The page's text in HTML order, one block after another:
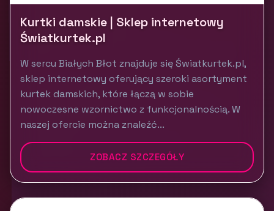
Kurtki damskie | Sklep internetowy
Światkurtek.pl
W sercu Białych Błot znajduje się Światkurtek.pl,
sklep internetowy oferujący szeroki asortyment
kurtek damskich, które łączą w sobie
nowoczesne wzornictwo z funkcjonalnością. W
naszej ofercie można znaleźć...
ZOBACZ SZCZEGÓŁY